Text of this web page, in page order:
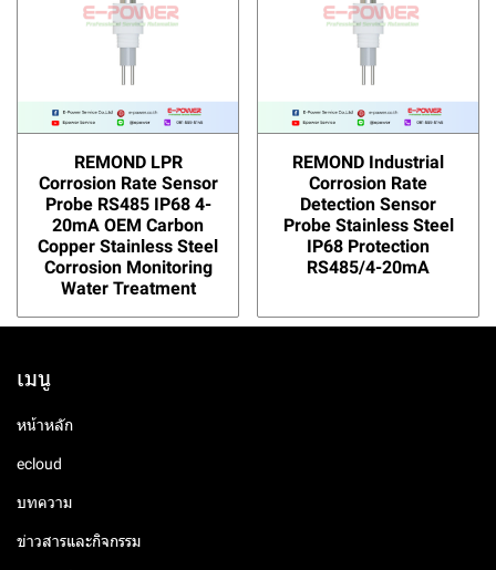
REMOND LPR
Corrosion Rate Sensor
Probe RS485 IP68 4-
20mA OEM Carbon
Copper Stainless Steel
Corrosion Monitoring
Water Treatment
REMOND Industrial
Corrosion Rate
Detection Sensor
Probe Stainless Steel
IP68 Protection
RS485/4-20mA
เมนู
หน้าหลัก
ecloud
บทความ
ข่าวสารและกิจกรรม